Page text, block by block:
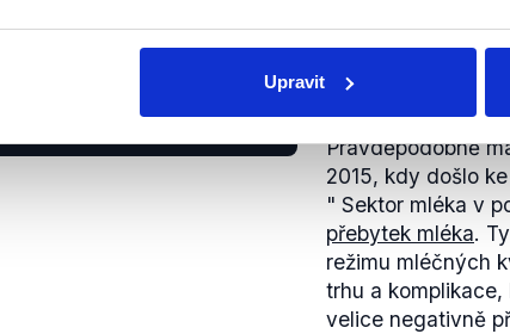
Upravit
přehlasovávání v
neprozíravé.
Pravděpodobně
2015, kdy došlo ke
" Sektor mléka v
přebytek mléka.
režimu mléčných
trhu a
velice negativně